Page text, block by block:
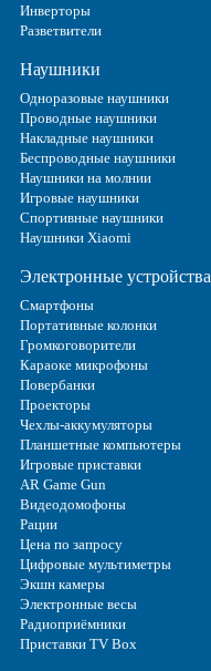
Инверторы
Разветвители
Наушники
Одноразовые наушники
Проводные наушники
Накладные наушники
Беспроводные наушники
Наушники на молнии
Игровые наушники
Спортивные наушники
Наушники Xiaomi
Электронные устройства
Смартфоны
Портативные колонки
Громкоговорители
Караоке микрофоны
Повербанки
Проекторы
Чехлы-аккумуляторы
Планшетные компьютеры
Игровые приставки
AR Game Gun
Видеодомофоны
Рации
Цена по запросу
Цифровые мультиметры
Экшн камеры
Электронные весы
Радиоприёмники
Приставки TV Box